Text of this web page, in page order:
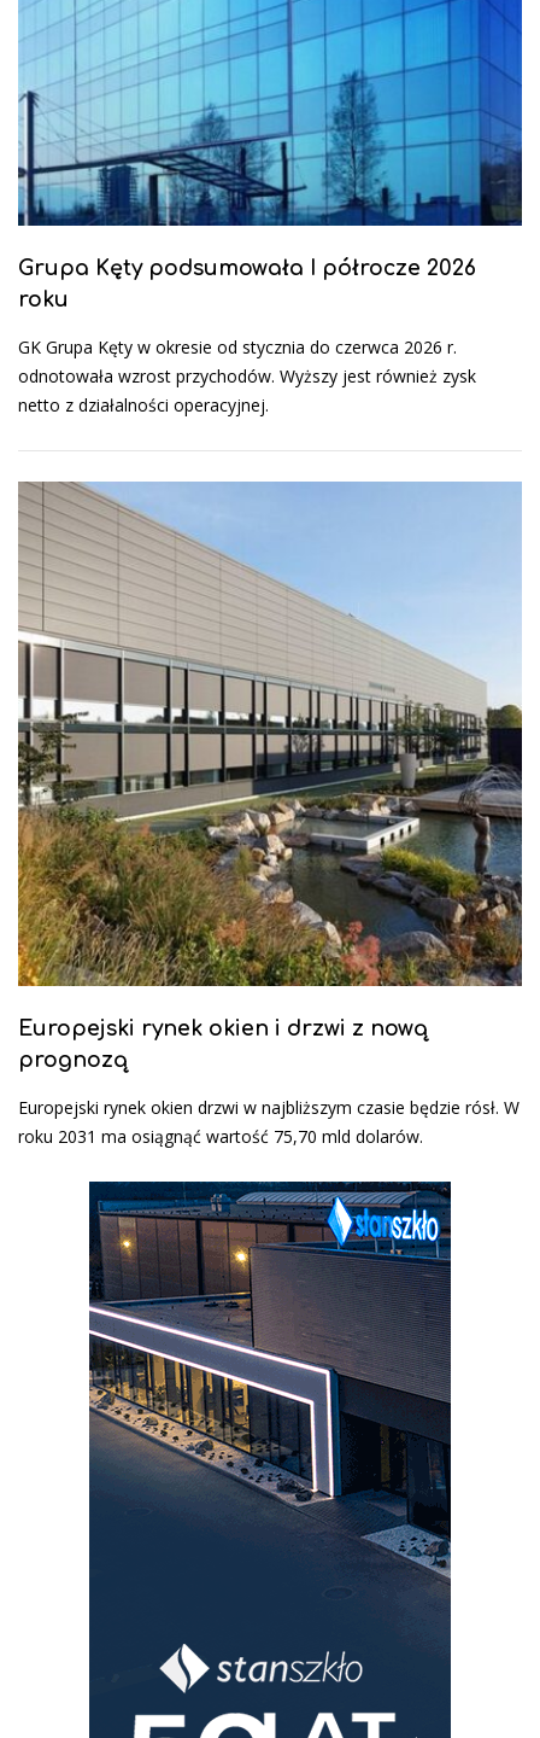
Grupa Kęty podsumowała I półrocze 2026
roku
GK Grupa Kęty w okresie od stycznia do czerwca 2026 r.
odnotowała wzrost przychodów. Wyższy jest również zysk
netto z działalności operacyjnej.
Europejski rynek okien i drzwi z nową
prognozą
Europejski rynek okien drzwi w najbliższym czasie będzie rósł. W
roku 2031 ma osiągnąć wartość 75,70 mld dolarów.